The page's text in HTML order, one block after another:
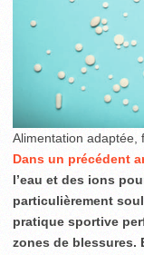
Alimentation adaptée,
Dans un précédent
l’eau et des ions
particulièrement
pratique sportive
zones de blessures.